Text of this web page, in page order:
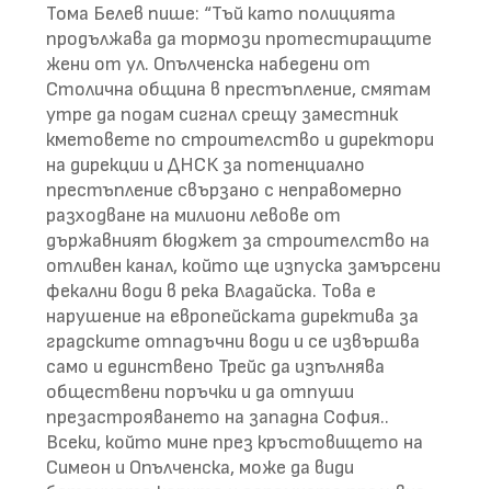
Тома Белев пише: “Тъй като полицията
продължава да тормози протестиращите
жени от ул. Опълченска набедени от
Столична община в престъпление, смятам
утре да подам сигнал срещу заместник
кметовете по строителство и директори
на дирекции и ДНСК за потенциално
престъпление свързано с неправомерно
разходване на милиони левове от
държавният бюджет за строителство на
отливен канал, който ще изпуска замърсени
фекални води в река Владайска. Това е
нарушение на европейската директива за
градските отпадъчни води и се извършва
само и единствено Трейс да изпълнява
обществени поръчки и да отпуши
презастрояването на западна София..
Всеки, който мине през кръстовището на
Симеон и Опълченска, може да види